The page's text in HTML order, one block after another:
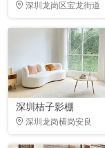
深圳龙岗区宝龙街道
深圳桔子影棚
深圳龙岗横岗安良